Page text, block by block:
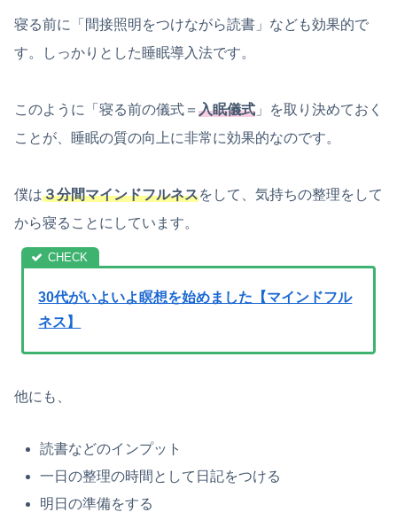
寝る前に「間接照明をつけながら読書」なども効果的で
す。しっかりとした睡眠導入法です。
このように「寝る前の儀式＝ 入眠儀式 」を取り決めておく
ことが、睡眠の質の向上に非常に効果的なのです。
僕は３分間マインドフルネスをして、気持ちの整理をして
から寝ることにしています。
30代がいよいよ瞑想を始めました【マインドフル
ネス】
他にも、
読書などのインプット
一日の整理の時間として日記をつける
明日の準備をする